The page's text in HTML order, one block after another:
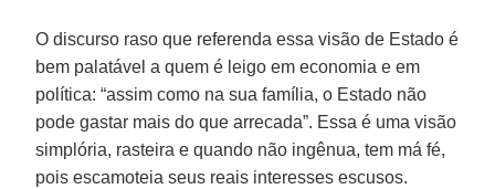
O discurso raso que referenda essa visão de Estado é
bem palatável a quem é leigo em economia e em
política: “assim como na sua família, o Estado não
pode gastar mais do que arrecada”. Essa é uma visão
simplória, rasteira e quando não ingênua, tem má fé,
pois escamoteia seus reais interesses escusos.